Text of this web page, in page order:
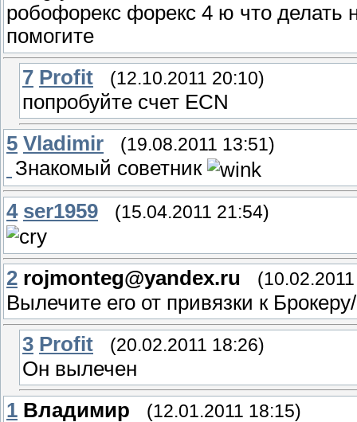
робофорекс форекс 4 ю что делать
помогите
7 Profit (12.10.2011 20:10)
попробуйте счет ECN
5 Vladimir (19.08.2011 13:51)
Знакомый советник
4 ser1959 (15.04.2011 21:54)
2 rojmonteg@yandex.ru
Вылечите его от привязки к
3 Profit (20.02.2011 18:26)
Он вылечен
1 Владимир (12.01.2011 18:15)